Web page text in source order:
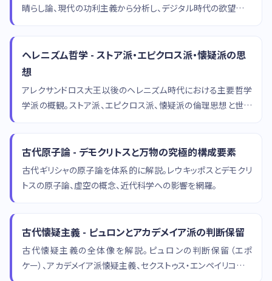
晴らし論、現代の功利主義から分析し、デジタル時代の欲望の構
ヘレニズム哲学 - ストア派・エピクロス派・懐疑派の思
想
アレクサンドロス大王以後のヘレニズム時代における主要哲学
学派の概観。ストア派、エピクロス派、懐疑派の倫理思想と世界
古代原子論 - デモクリトスと万物の究極的構成要素
古代ギリシャの原子論を体系的に解説。レウキッポスとデモクリ
トスの原子論、虚空の概念、近代科学への影響を網羅。
古代懐疑主義 - ピュロンとアカデメイア派の判断保留
古代懐疑主義の全体像を解説。ピュロンの判断保留（エポ
ケー）、アカデメイア派懐疑主義、セクストゥス・エンペイリコスの